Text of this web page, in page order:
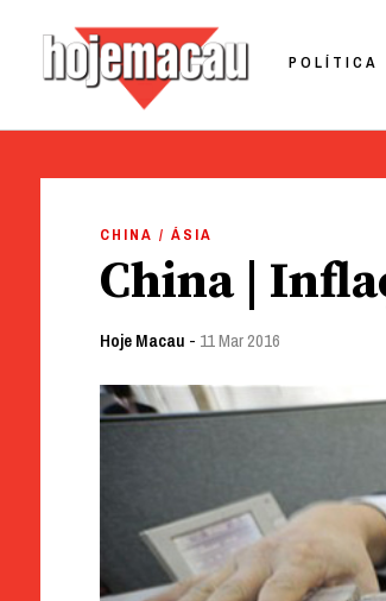
POLÍTICA
CHINA / ÁSIA
China |
Hoje Macau - 11 Mar 2016